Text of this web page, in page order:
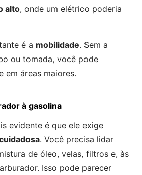
alto, onde um elétrico poderia
é a mobilidade. Sem a
ou tomada, você pode
em áreas maiores.
à gasolina
evidente é que ele exige
. Você precisa lidar
de óleo, velas, filtros e, às
Isso pode parecer